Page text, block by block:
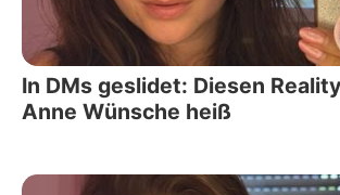
In DMs geslidet: Diesen
Anne Wünsche heiß